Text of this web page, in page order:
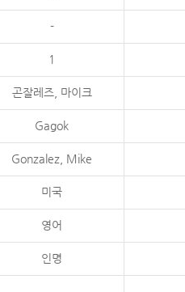
-
1
곤잘레즈, 마이크
Gagok
Gonzalez, Mike
미국
영어
인명